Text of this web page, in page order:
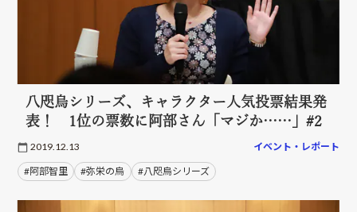
八咫烏シリーズ、キャラクター人気投票結果発
表！ 1位の票数に阿部さん「マジか……」#2
2019.12.13 イベント・レポート
#阿部智里 #弥栄の烏 #八咫烏シリーズ